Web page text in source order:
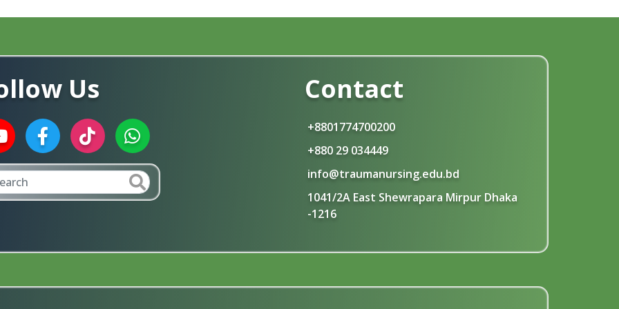
Us Contact
+8801774700200
+880 29 034449
info@traumanursing.edu.bd
1041/2A East Shewrapara Mirpur Dhaka
-1216